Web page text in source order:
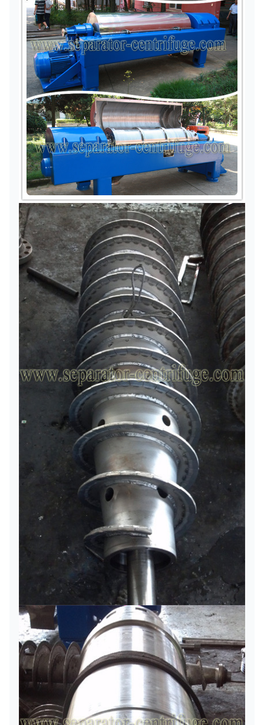
21
PDC-
24
620
3200
3555
15 ~
60
محطة
هيدروليكية
PDC-
28HH
720
2200
1975
15-80
110/37